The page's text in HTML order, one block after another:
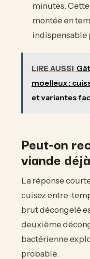
minutes.
montée en
indispensable
LIRE AUSSI
moelleux :
et variantes
Peut-on
viande
La réponse
cuisez entre-
brut décongelé
deuxième
bactérienne
probable.